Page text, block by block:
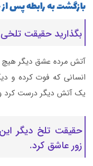
بازگشت به رابطه پس
بگذارید حقیقت تلخی
آتش مرده عشق دیگر هیچ
انسانی که فوت کرده و
یک آتش دیگر درست کرد
حقیقت تلخ دیگر
زور عاشق کرد.